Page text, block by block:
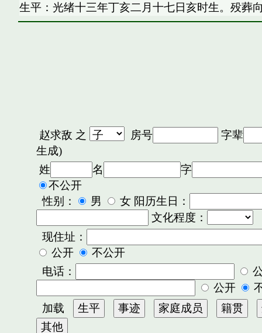
生平：光绪十三年丁亥二月十七日亥时生。殁葬
赵求敌 之 房号
字辈
生成)
姓
名
字
不公开
性别：
男
女 阳历生日：
文化程度：
现住址：
公开
不公开
电话：
公开
加载